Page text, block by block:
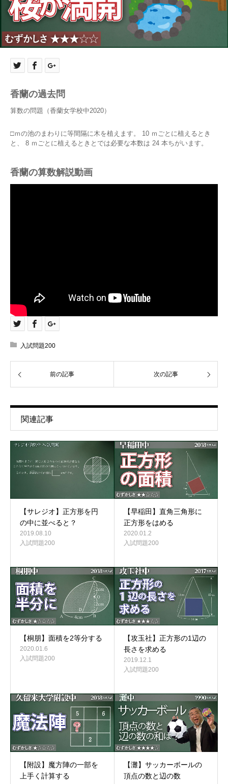
香蘭の過去問
算数の問題（香蘭女学校中2020）
□ｍの池のまわりに等間隔に木を植えます。 10 ｍごとに植えるとき
と、 8 ｍごとに植えるときとでは必要な本数は 24 本ちがいます。
香蘭の算数解説動画
入試問題200
前の記事 次の記事
関連記事
【サレジオ】正方形を円
の中に並べると？
2019.08.10
入試問題200
【早稲田】直角三角形に
正方形をはめる
2020.01.2
入試問題200
【桐朋】面積を2等分する
2020.01.6
入試問題200
【攻玉社】正方形の1辺の
長さを求める
2019.12.1
入試問題200
【附設】魔方陣の一部を
上手く計算する
【灘】サッカーボールの
頂点の数と辺の数